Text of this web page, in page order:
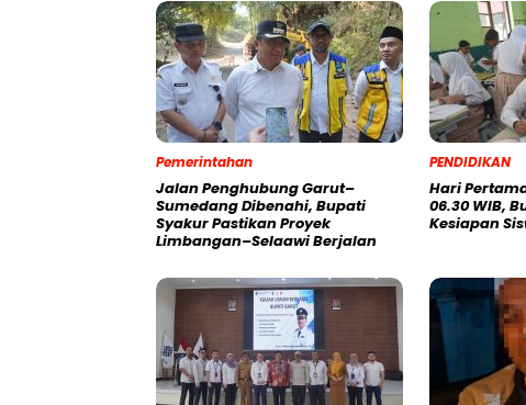
Pemerintahan
Jalan Penghubung Garut–
Sumedang Dibenahi, Bupati
Syakur Pastikan Proyek
Limbangan–Selaawi Berjalan
PENDIDIKAN
Hari
06.30 WIB,
Kesiapan